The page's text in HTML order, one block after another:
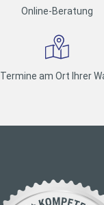
Online-Beratung
Termine am Ort Ihrer